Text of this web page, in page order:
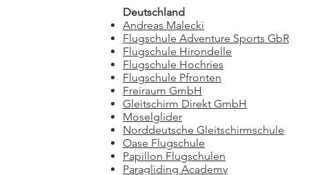
Deutschland
Andreas Malecki
Flugschule Adventure Sports GbR
Flugschule Hirondelle
Flugschule Hochries
Flugschule Pfronten
Freiraum GmbH
Gleitschirm Direkt GmbH
Moselglider
Norddeutsche Gleitschirmschule
Oase Flugschule
Papillon Flugschulen
Paragliding Academy